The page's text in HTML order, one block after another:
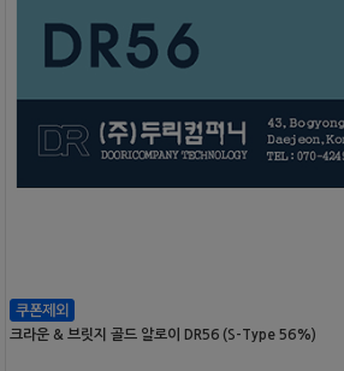
크라운 & 브릿지 골드 알로이 DR56 (S-Type 56%)